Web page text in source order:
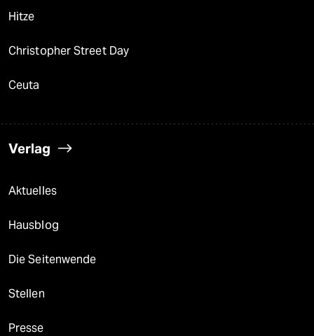
Hitze
Christopher Street Day
Ceuta
Verlag
Aktuelles
Hausblog
Die Seitenwende
Stellen
Presse